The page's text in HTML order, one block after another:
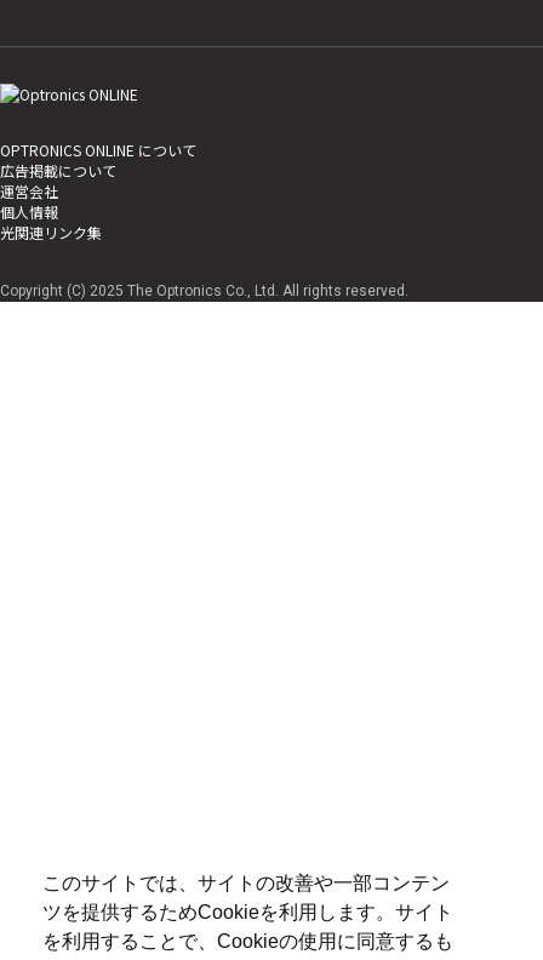
このサイトでは、サイトの改善や一部コンテン
ツを提供するためCookieを利用します。サイト
を利用することで、Cookieの使用に同意するも
OPTRONICS ONLINE について
広告掲載について
運営会社
個人情報
光関連リンク集
Copyright (C) 2025 The Optronics Co., Ltd. All rights reserved.